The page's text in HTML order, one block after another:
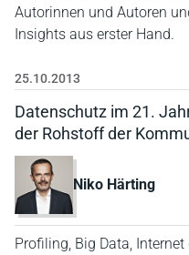
Autorinnen und Autoren
Insights aus erster Hand.
25.10.2013
Datenschutz im 21.
der Rohstoff der
Niko Härting
Profiling, Big Data, Internet